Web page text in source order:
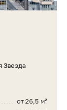
от 26,5 м²